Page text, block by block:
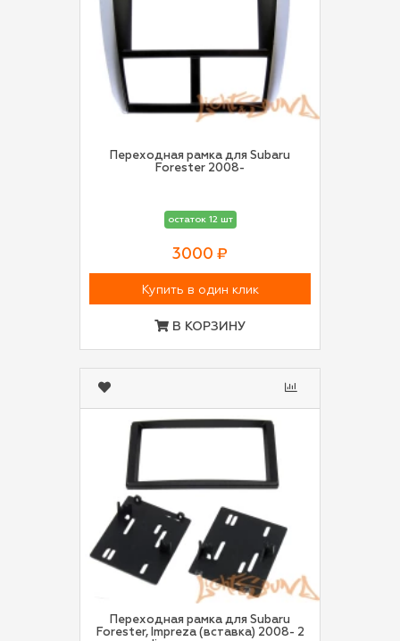
Переходная рамка для Subaru
Forester 2008-
остаток 12 шт
3000 ₽
Купить в один клик
В КОРЗИНУ
Переходная рамка для Subaru
Forester, Impreza (вставка) 2008- 2